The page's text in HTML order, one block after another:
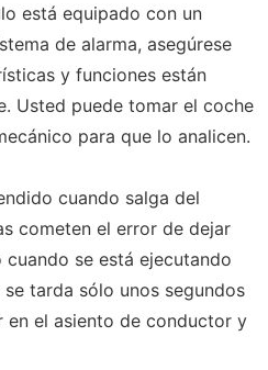
está equipado con un
de alarma, asegúrese
y funciones están
Usted puede tomar el coche
para que lo analicen.
cuando salga del
cometen el error de dejar
se está ejecutando
tarda sólo unos segundos
en el asiento de conductor y